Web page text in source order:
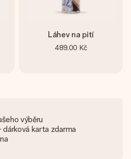
Láhev na pití
489,00 Kč
výběru
karta zdarma